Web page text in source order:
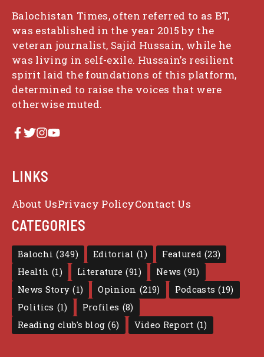
Balochistan Times, often referred to as BT,
was established in the year 2015 by the
veteran journalist, Sajid Hussain, while he
was living in self-exile. Hussain’s resilient
spirit laid the foundations of this platform,
determined to raise the voices that were
otherwise muted.
LINKS
About UsPrivacy PolicyContact Us
CATEGORIES
Balochi (349) Editorial (1) Featured (23)
Health (1) Literature (91) News (91)
News Story (1) Opinion (219) Podcasts (19)
Politics (1) Profiles (8)
Reading club's blog (6) Video Report (1)